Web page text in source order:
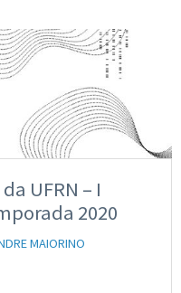
UFRN – I
2020
MAIORINO